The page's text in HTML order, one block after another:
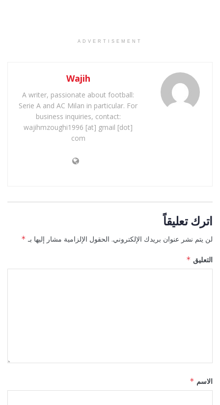
ADVERTISEMENT
Wajih
A writer, passionate about football:
Serie A and AC Milan in particular. For
business inquiries, contact:
wajihmzoughi1996 [at] gmail [dot]
com
اترك تعليقاً
لن يتم نشر عنوان بريدك الإلكتروني. الحقول الإلزامية مشار إليها بـ *
التعليق *
الاسم *